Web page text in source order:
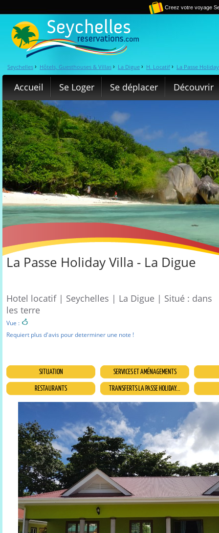
Creez votre voyage
Seychelles › Hôtels, Guesthouses & Villas › La Digue › H. Locatif › La Passe
Accueil Se Loger Se déplacer Découvrir
La Passe Holiday Villa - La Digue
Hotel locatif | Seychelles | La Digue | Situé : dans
les terre
Vue :
Requiert plus d'avis pour determiner une note !
SITUATION
SERVICES ET AMÉNAGEMENTS
RESTAURANTS
TRANSFERTS LA PASSE HOLIDAY...